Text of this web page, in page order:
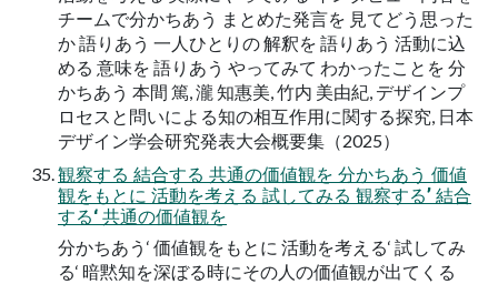
チームで分かちあう まとめた発言を 見てどう思った
か 語りあう 一人ひとりの 解釈を 語りあう 活動に込
める 意味を 語りあう やってみて わかったことを 分
かちあう 本間 篤, 瀧 知惠美, 竹内 美由紀, デザインプ
ロセスと問いによる知の相互作用に関する探究, 日本
デザイン学会研究発表大会概要集（2025）
観察する 結合する 共通の価値観を 分かちあう 価値
観をもとに 活動を考える 試してみる 観察する’ 結合
する‘ 共通の価値観を
分かちあう‘ 価値観をもとに 活動を考える‘ 試してみ
る‘ 暗黙知を深ぼる時にその人の価値観が出てくる